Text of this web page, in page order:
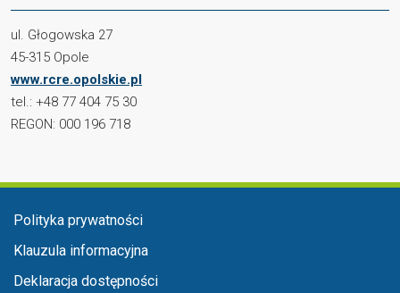
ul. Głogowska 27
45-315 Opole
www.rcre.opolskie.pl
tel.: +48 77 404 75 30
REGON: 000 196 718
Menu stopka
Polityka prywatności
Klauzula informacyjna
Deklaracja dostępności